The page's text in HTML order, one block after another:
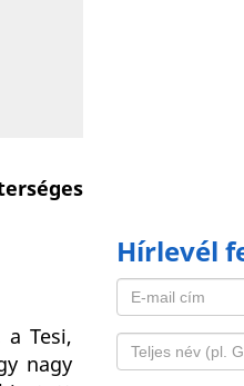
Tesi,
nagy
Hírlevél